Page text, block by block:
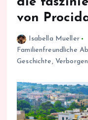
von
Isabella Mueller
Familienfreundliche
Geschichte,